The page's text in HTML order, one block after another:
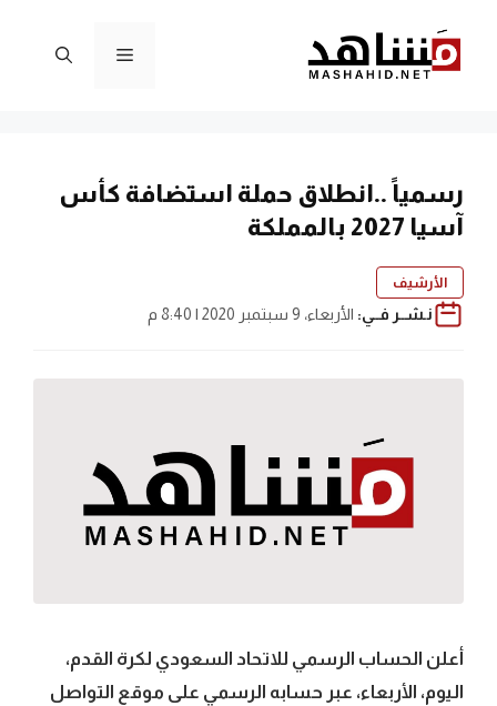
المحتوى
القائمة
رسمياً ..انطلاق حملة استضافة كأس
آسيا 2027 بالمملكة
الأرشيف
نـشــر فــي: الأربعاء، 9 سبتمبر 2020 | 8:40 م
أعلن الحساب الرسمي للاتحاد السعودي لكرة القدم،
اليوم، الأربعاء، عبر حسابه الرسمي على موقع التواصل